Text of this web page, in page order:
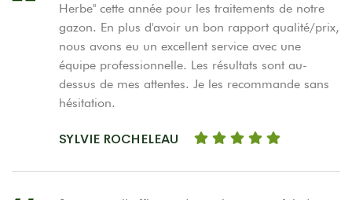
Herbe'' cette année pour les traitements de notre
gazon. En plus d'avoir un bon rapport qualité/prix,
nous avons eu un excellent service avec une
équipe professionnelle. Les résultats sont au-
dessus de mes attentes. Je les recommande sans
hésitation.
SYLVIE ROCHELEAU